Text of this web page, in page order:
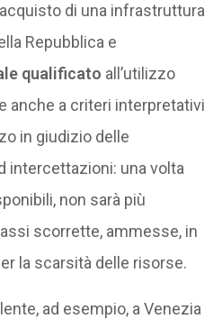
di una infrastruttura
Repubblica e
qualificato all’utilizzo
anche a criteri interpretativi
in giudizio delle
intercettazioni: una volta
non sarà più
scorrette, ammesse, in
la scarsità delle risorse.
ad esempio, a Venezia